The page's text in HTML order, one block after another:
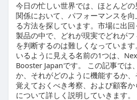
今日の忙しい世界では、ほとんど
関係において、パフォーマンスを
る方法を探しています。市場に出
製品の中で、どれが現実でどれが
を判断するのは難しくなっていま
いるように見える名前の1つは、
Booster Japanです。 この記事では
か、それがどのように機能するか、
覚えておくべき考察、および顧客
について詳しく説明していきます